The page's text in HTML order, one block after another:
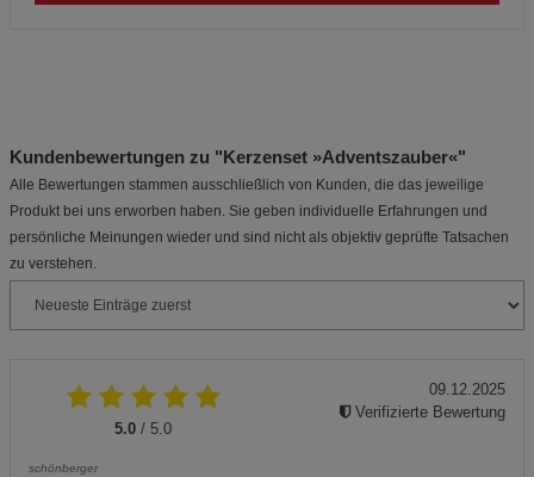
Kundenbewertungen zu "Kerzenset »Adventszauber«"
Alle Bewertungen stammen ausschließlich von Kunden, die das jeweilige
Produkt bei uns erworben haben. Sie geben individuelle Erfahrungen und
persönliche Meinungen wieder und sind nicht als objektiv geprüfte Tatsachen
zu verstehen.
5.0 / 5.0
schönberger
09.12.2025
Verifizierte Bewertung